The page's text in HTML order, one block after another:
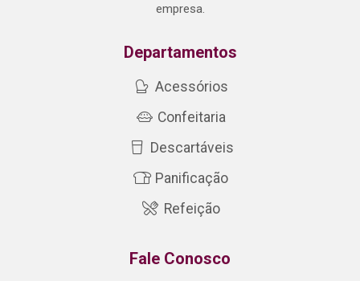
empresa.
Departamentos
Acessórios
Confeitaria
Descartáveis
Panificação
Refeição
Fale Conosco